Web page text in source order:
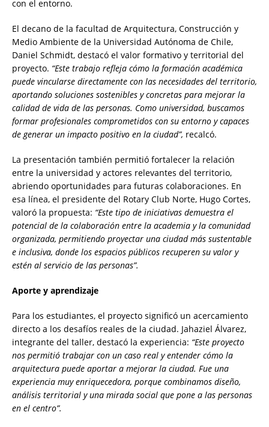
con el entorno.
El decano de la facultad de Arquitectura, Construcción y
Medio Ambiente de la Universidad Autónoma de Chile,
Daniel Schmidt, destacó el valor formativo y territorial del
proyecto. “Este trabajo refleja cómo la formación académica
puede vincularse directamente con las necesidades del territorio,
aportando soluciones sostenibles y concretas para mejorar la
calidad de vida de las personas. Como universidad, buscamos
formar profesionales comprometidos con su entorno y capaces
de generar un impacto positivo en la ciudad”, recalcó.
La presentación también permitió fortalecer la relación
entre la universidad y actores relevantes del territorio,
abriendo oportunidades para futuras colaboraciones. En
esa línea, el presidente del Rotary Club Norte, Hugo Cortes,
valoró la propuesta: “Este tipo de iniciativas demuestra el
potencial de la colaboración entre la academia y la comunidad
organizada, permitiendo proyectar una ciudad más sustentable
e inclusiva, donde los espacios públicos recuperen su valor y
estén al servicio de las personas”.
Aporte y aprendizaje
Para los estudiantes, el proyecto significó un acercamiento
directo a los desafíos reales de la ciudad. Jahaziel Álvarez,
integrante del taller, destacó la experiencia: “Este proyecto
nos permitió trabajar con un caso real y entender cómo la
arquitectura puede aportar a mejorar la ciudad. Fue una
experiencia muy enriquecedora, porque combinamos diseño,
análisis territorial y una mirada social que pone a las personas
en el centro”.